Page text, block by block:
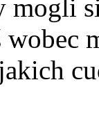
mogli